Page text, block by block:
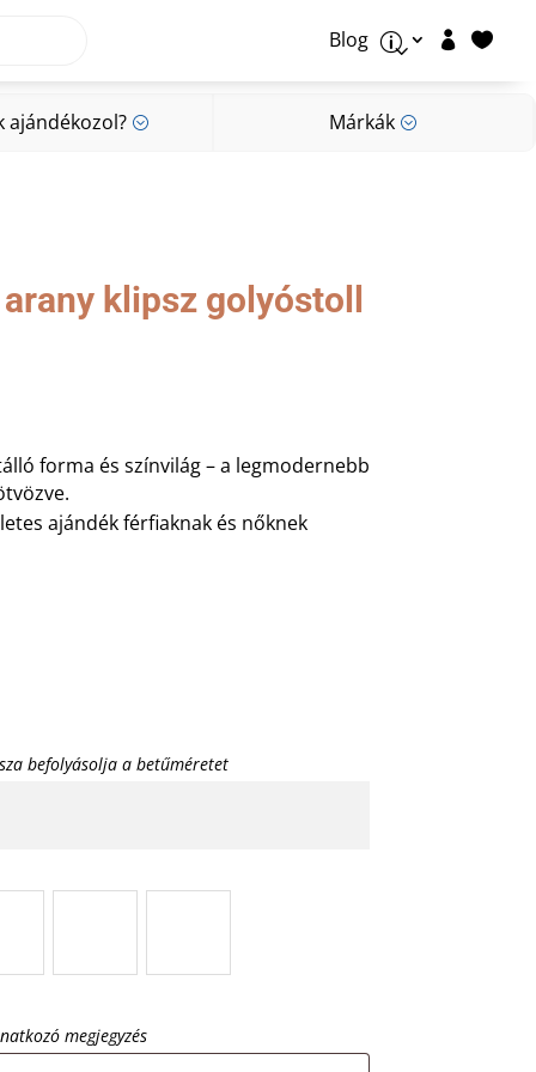
Blog p  
ajándékozol? ; Márkák ;
Márkák;
klipsz golyóstoll
forma és színvilág – a legmodernebb
ajándék férfiaknak és nőknek
befolyásolja a betűméretet
megjegyzés